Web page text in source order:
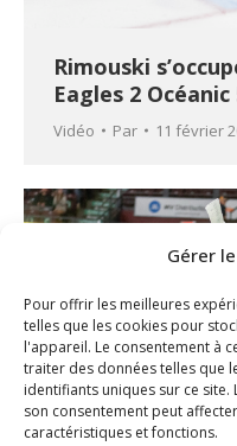
Gérer
Pour offrir les meilleures
telles que les cookies pour
l'appareil. Le consentement à
traiter des données telles que
identifiants uniques sur ce
son consentement peut
caractéristiques et fonctions.
Rimouski
Eagles 2 Océanic
Vidéo Par 11 février